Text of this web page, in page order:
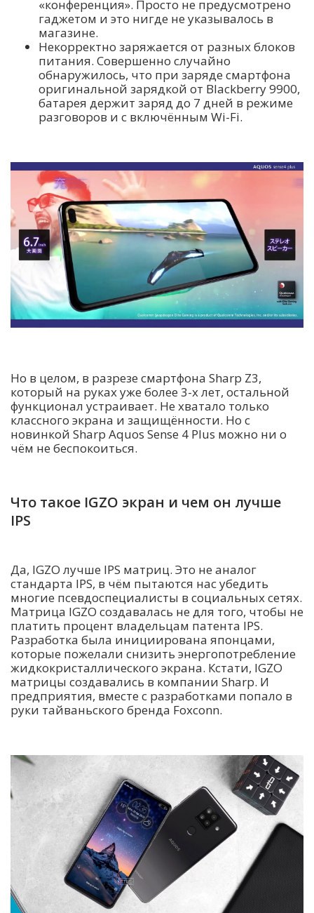
«конференция». Просто не предусмотрено
гаджетом и это нигде не указывалось в
магазине.
Некорректно заряжается от разных блоков
питания. Совершенно случайно
обнаружилось, что при заряде смартфона
оригинальной зарядкой от Blackberry 9900,
батарея держит заряд до 7 дней в режиме
разговоров и с включённым Wi-Fi.
Но в целом, в разрезе смартфона Sharp Z3,
который на руках уже более 3-х лет, остальной
функционал устраивает. Не хватало только
классного экрана и защищённости. Но с
новинкой Sharp Aquos Sense 4 Plus можно ни о
чём не беспокоиться.
Что такое IGZO экран и чем он лучше
IPS
Да, IGZO лучше IPS матриц. Это не аналог
стандарта IPS, в чём пытаются нас убедить
многие псевдоспециалисты в социальных сетях.
Матрица IGZO создавалась не для того, чтобы не
платить процент владельцам патента IPS.
Разработка была инициирована японцами,
которые пожелали снизить энергопотребление
жидкокристаллического экрана. Кстати, IGZO
матрицы создавались в компании Sharp. И
предприятия, вместе с разработками попало в
руки тайваньского бренда Foxconn.